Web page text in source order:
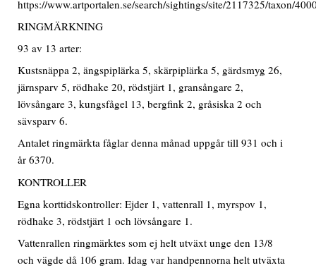
https://www.artportalen.se/search/sightings/site/2117325/taxon/
RINGMÄRKNING
93 av 13 arter:
Kustsnäppa 2, ängspiplärka 5, skärpiplärka 5, gärdsmyg 26,
järnsparv 5, rödhake 20, rödstjärt 1, gransångare 2,
lövsångare 3, kungsfågel 13, bergfink 2, gråsiska 2 och
sävsparv 6.
Antalet ringmärkta fåglar denna månad uppgår till 931 och i
år 6370.
KONTROLLER
Egna korttidskontroller: Ejder 1, vattenrall 1, myrspov 1,
rödhake 3, rödstjärt 1 och lövsångare 1.
Vattenrallen ringmärktes som ej helt utväxt unge den 13/8
och vägde då 106 gram. Idag var handpennorna helt utväxta